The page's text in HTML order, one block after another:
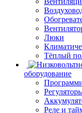
Люки
Тёплый
оборудование
Реле и